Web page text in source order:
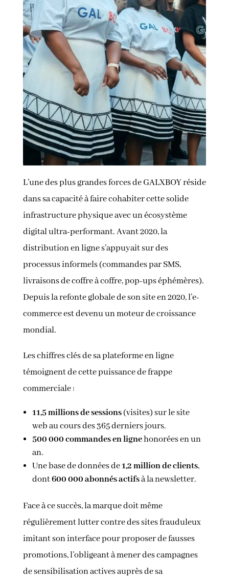
L’une des plus grandes forces de GALXBOY réside
dans sa capacité à faire cohabiter cette solide
infrastructure physique avec un écosystème
digital ultra-performant. Avant 2020, la
distribution en ligne s’appuyait sur des
processus informels (commandes par SMS,
livraisons de coffre à coffre, pop-ups éphémères).
Depuis la refonte globale de son site en 2020, l’e-
commerce est devenu un moteur de croissance
mondial.
Les chiffres clés de sa plateforme en ligne
témoignent de cette puissance de frappe
commerciale :
11,5 millions de sessions(visites) sur le site
web au cours des 365 derniers jours.
500 000 commandes en lignehonorées en un
an.
Une base de données de1,2 million de clients,
dont600 000 abonnés actifsà la newsletter.
Face à ce succès, la marque doit même
régulièrement lutter contre des sites frauduleux
imitant son interface pour proposer de fausses
promotions, l’obligeant à mener des campagnes
de sensibilisation actives auprès de sa